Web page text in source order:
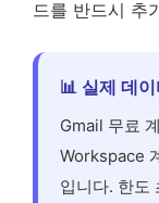
드를 반드시 추
📊 실제 데이
Gmail 무료
Workspace
입니다. 한도